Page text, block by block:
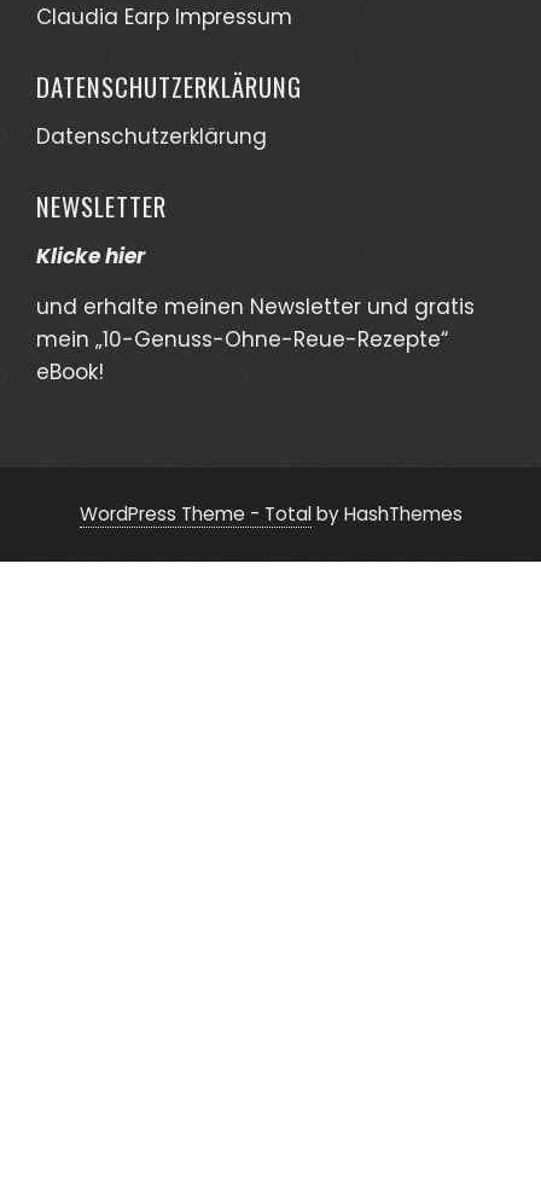
Claudia Earp Impressum
DATENSCHUTZERKLÄRUNG
Datenschutzerklärung
NEWSLETTER
Klicke hier
und erhalte meinen Newsletter und gratis
mein „10-Genuss-Ohne-Reue-Rezepte“
eBook!
WordPress Theme - Totalby HashThemes